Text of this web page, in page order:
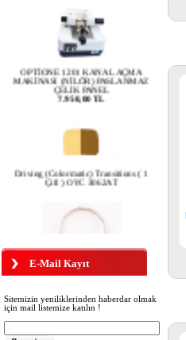
OPTİONE 1201 KANAL AÇMA
MAKİNASI (NİLÖR) PASLANMAZ
ÇELİK PANEL
7.950,00 TL
Driving (Colormatic) Transitions ( 1
(OYC3351AK)
E-Mail Kayıt
Sitemizin yeniliklerinden haberdar olmak
için mail listemize katılın !